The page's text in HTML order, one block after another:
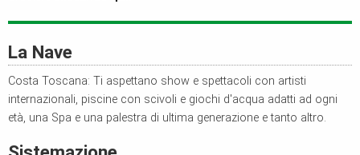
La Nave
Costa Toscana: Ti aspettano show e spettacoli con artisti
internazionali, piscine con scivoli e giochi d'acqua adatti ad ogni
età, una Spa e una palestra di ultima generazione e tanto altro.